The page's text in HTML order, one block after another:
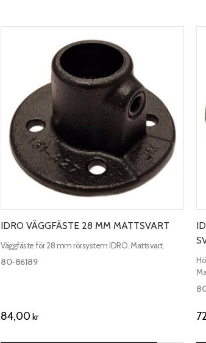
IDRO VÄGGFÄSTE 28 MM MATTSVART
Väggfäste för 28 mm rörsystem IDRO. Mattsvart.
80-86189
84,00 kr